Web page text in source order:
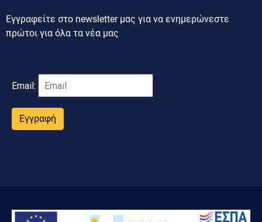
Εγγραφείτε στο newsletter μας για να ενημερώνεστε
πρώτοι για όλα τα νέα μας
Email:
Εγγραφή